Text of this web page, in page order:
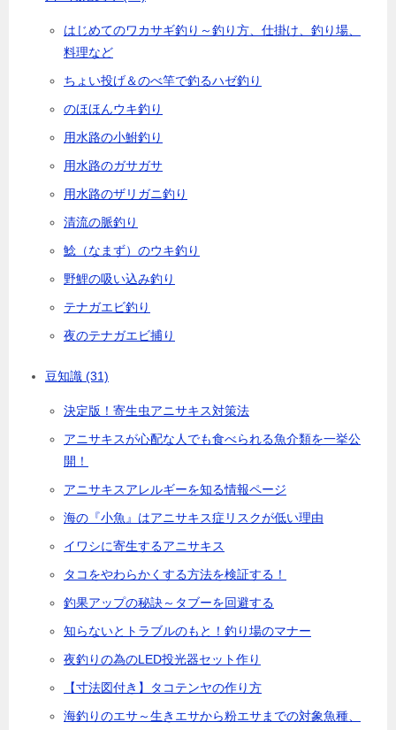
はじめてのワカサギ釣り～釣り方、仕掛け、釣り場、
料理など
ちょい投げ＆のべ竿で釣るハゼ釣り
のほほんウキ釣り
用水路の小鮒釣り
用水路のガサガサ
用水路のザリガニ釣り
清流の脈釣り
鯰（なまず）のウキ釣り
野鯉の吸い込み釣り
テナガエビ釣り
夜のテナガエビ捕り
豆知識 (31)
決定版！寄生虫アニサキス対策法
アニサキスが心配な人でも食べられる魚介類を一挙公
開！
アニサキスアレルギーを知る情報ページ
海の『小魚』はアニサキス症リスクが低い理由
イワシに寄生するアニサキス
タコをやわらかくする方法を検証する！
釣果アップの秘訣～タブーを回避する
知らないとトラブルのもと！釣り場のマナー
夜釣りの為のLED投光器セット作り
【寸法図付き】タコテンヤの作り方
海釣りのエサ～生きエサから粉エサまでの対象魚種、